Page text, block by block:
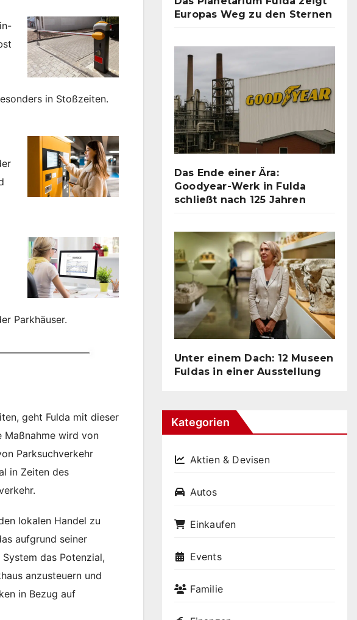
in Stoßzeiten.
Parkhäuser.
geht Fulda mit dieser
Maßnahme wird von
Parksuchverkehr
in Zeiten des
lokalen Handel zu
aufgrund seiner
das Potenzial,
anzusteuern und
in Bezug auf
Europas Weg zu den Sternen
Das Ende einer Ära:
Goodyear-Werk in Fulda
schließt nach 125 Jahren
Unter einem Dach: 12 Museen
Fuldas in einer Ausstellung
Kategorien
Aktien & Devisen
Autos
Einkaufen
Events
Familie